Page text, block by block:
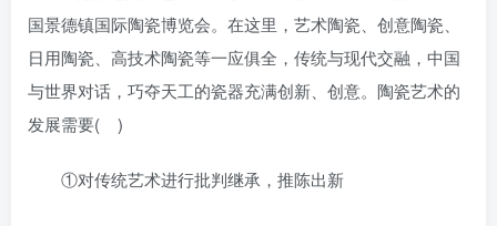
国景德镇国际陶瓷博览会。在这里，艺术陶瓷、创意陶瓷、
日用陶瓷、高技术陶瓷等一应俱全，传统与现代交融，中国
与世界对话，巧夺天工的瓷器充满创新、创意。陶瓷艺术的
发展需要( )
①对传统艺术进行批判继承，推陈出新